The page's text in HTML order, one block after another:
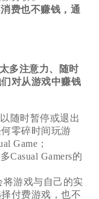
费也不赚钱，通
多注意力、随时
对从游戏中赚钱
随时暂停或退出
零碎时间玩游
Game；
Casual Gamers的
将游戏与自己的实
付费游戏，也不